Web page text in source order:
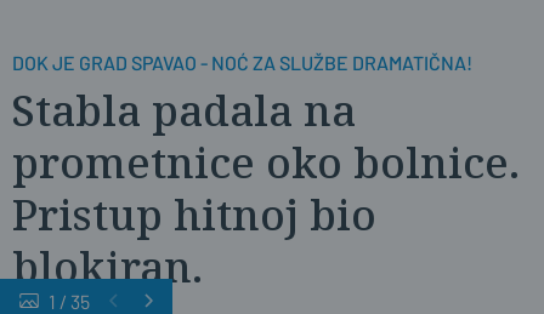
DOK JE GRAD SPAVAO - NOĆ ZA SLUŽBE DRAMATIČNA!
Stabla padala na
prometnice oko bolnice.
Pristup hitnoj bio
blokiran.
1 / 35